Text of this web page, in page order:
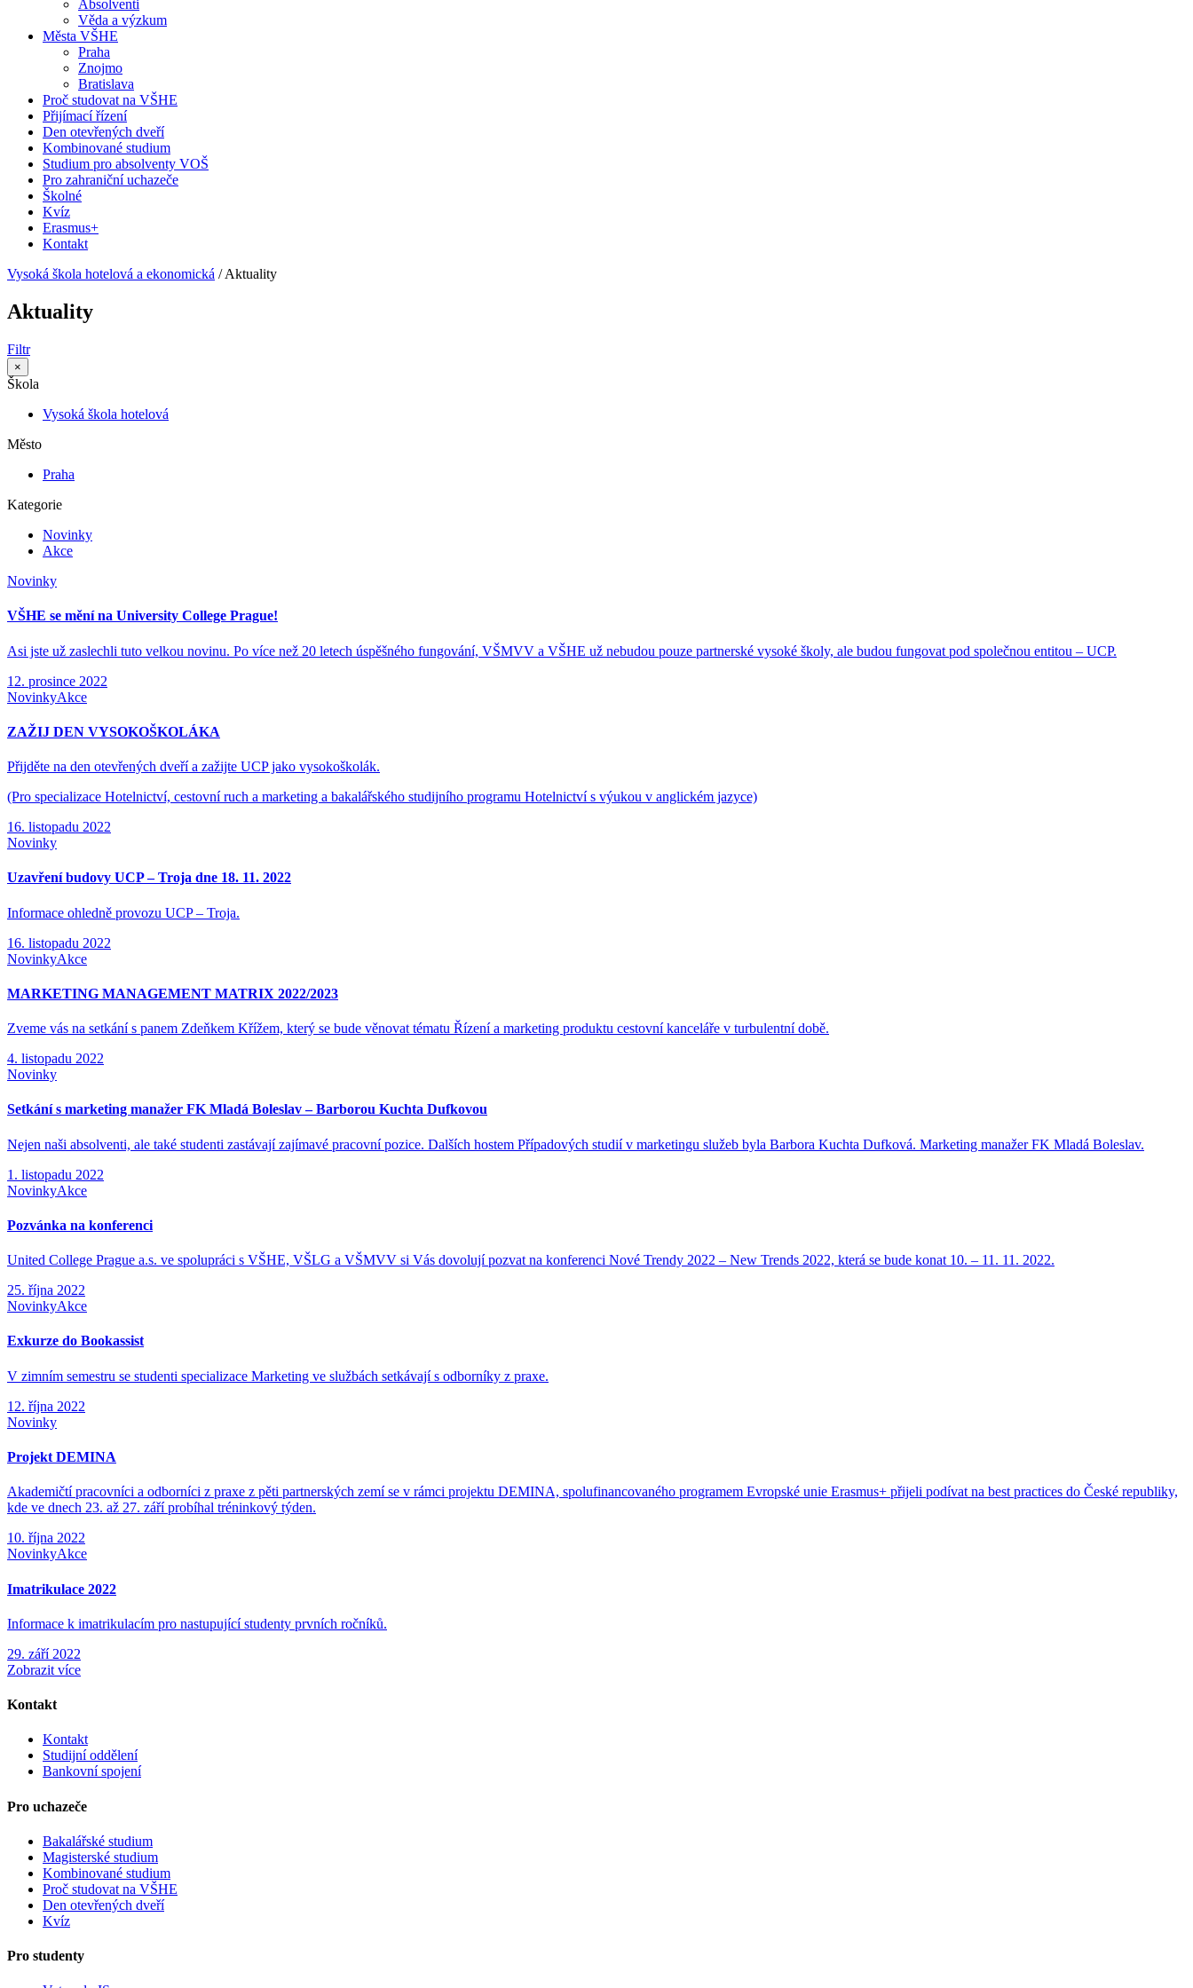
Absolventi
Věda a výzkum
Města VŠHE
Praha
Znojmo
Bratislava
Proč studovat na VŠHE
Přijímací řízení
Den otevřených dveří
Kombinované studium
Studium pro absolventy VOŠ
Pro zahraniční uchazeče
Školné
Kvíz
Erasmus+
Kontakt
Vysoká škola hotelová a ekonomická /Aktuality
Aktuality
Filtr
×
Škola
Vysoká škola hotelová
Město
Praha
Kategorie
Novinky
Akce
Novinky
VŠHE se mění na University College Prague!
Asi jste už zaslechli tuto velkou novinu. Po více než 20 letech úspěšného fungování, VŠMVV a VŠHE už nebudou pouze partnerské vysoké školy, ale budou fungovat pod společnou entitou – UCP.
12. prosince 2022
NovinkyAkce
ZAŽIJ DEN VYSOKOŠKOLÁKA
Přijděte na den otevřených dveří a zažijte UCP jako vysokoškolák.
(Pro specializace Hotelnictví, cestovní ruch a marketing a bakalářského studijního programu Hotelnictví s výukou v anglickém jazyce)
16. listopadu 2022
Novinky
Uzavření budovy UCP – Troja dne 18. 11. 2022
Informace ohledně provozu UCP – Troja.
16. listopadu 2022
NovinkyAkce
MARKETING MANAGEMENT MATRIX 2022/2023
Zveme vás na setkání s panem Zdeňkem Křížem, který se bude věnovat tématu Řízení a marketing produktu cestovní kanceláře v turbulentní době.
4. listopadu 2022
Novinky
Setkání s marketing manažer FK Mladá Boleslav – Barborou Kuchta Dufkovou
Nejen naši absolventi, ale také studenti zastávají zajímavé pracovní pozice. Dalších hostem Případových studií v marketingu služeb byla Barbora Kuchta Dufková. Marketing manažer FK Mladá Boleslav.
1. listopadu 2022
NovinkyAkce
Pozvánka na konferenci
United College Prague a.s. ve spolupráci s VŠHE, VŠLG a VŠMVV si Vás dovolují pozvat na konferenci Nové Trendy 2022 – New Trends 2022, která se bude konat 10. – 11. 11. 2022.
25. října 2022
NovinkyAkce
Exkurze do Bookassist
V zimním semestru se studenti specializace Marketing ve službách setkávají s odborníky z praxe.
12. října 2022
Novinky
Projekt DEMINA
Akademičtí pracovníci a odborníci z praxe z pěti partnerských zemí se v rámci projektu DEMINA, spolufinancovaného programem Evropské unie Erasmus+ přijeli podívat na best practices do České republiky,
kde ve dnech 23. až 27. září probíhal tréninkový týden.
10. října 2022
NovinkyAkce
Imatrikulace 2022
Informace k imatrikulacím pro nastupující studenty prvních ročníků.
29. září 2022
Zobrazit více
Kontakt
Kontakt
Studijní oddělení
Bankovní spojení
Pro uchazeče
Bakalářské studium
Magisterské studium
Kombinované studium
Proč studovat na VŠHE
Den otevřených dveří
Kvíz
Pro studenty